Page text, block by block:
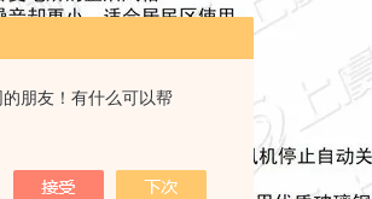
朋友！有什么可以帮